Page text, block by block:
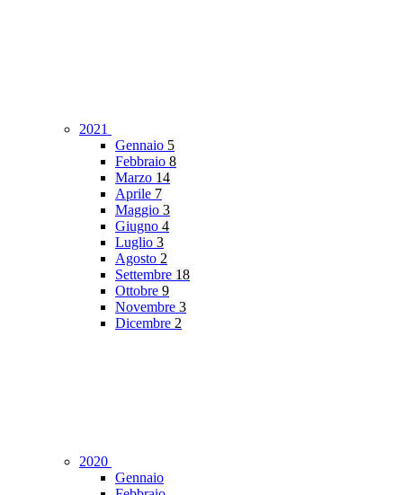
2021
Gennaio 5
Febbraio 8
Marzo 14
Aprile 7
Maggio 3
Giugno 4
Luglio 3
Agosto 2
Settembre 18
Ottobre 9
Novembre 3
Dicembre 2
2020
Gennaio